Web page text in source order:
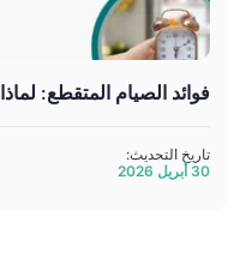
فوائد الصيام المتقطع:
تاريخ التحديث:
30 أبريل 2026